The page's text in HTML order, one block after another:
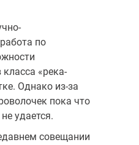
по
«река-
Однако из-за
пока что
удается.
совещании